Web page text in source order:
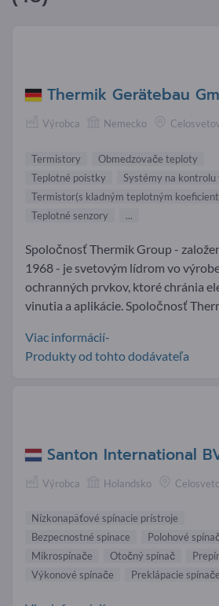
Thermik Gerätebau
Výrobca Nemecko
Termistory
Obmedzovače teploty
Teplotné poistky
Systémy na
Termistor(s kladným teplotným
Teplotné senzory
...
Spoločnosť Thermik Group -
1968 - je svetovým lídrom vo
ochranných prvkov, ktoré chránia
vinutia a aplikácie. Spoločnosť
Viac informácií-
Produkty od tohto dodávateľa
Santon International
Výrobca Holandsko
Nízkonapäťové spínacie prístroje
Bezpecnostné spínace
Polohové
Mikrospínače
Otočný spínač
Výkonové spínače
Preklápacie spínače